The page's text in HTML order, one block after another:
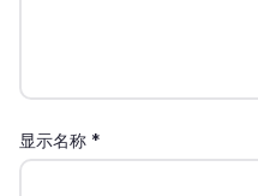
显示名称 *